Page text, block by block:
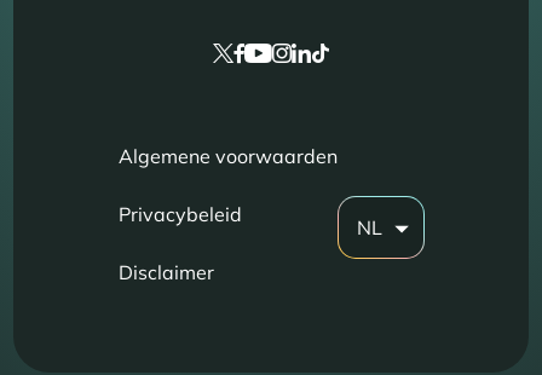
Algemene voorwaarden
Privacybeleid
Disclaimer
NL